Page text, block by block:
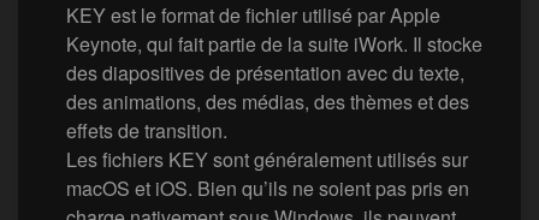
KEY est le format de fichier utilisé par Apple
Keynote, qui fait partie de la suite iWork. Il stocke
des diapositives de présentation avec du texte,
des animations, des médias, des thèmes et des
effets de transition.
Les fichiers KEY sont généralement utilisés sur
macOS et iOS. Bien qu’ils ne soient pas pris en